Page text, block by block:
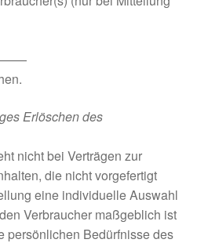
Erlöschen des
nicht bei Verträgen zur
die nicht vorgefertigt
eine individuelle Auswahl
Verbraucher maßgeblich ist
persönlichen Bedürfnisse des